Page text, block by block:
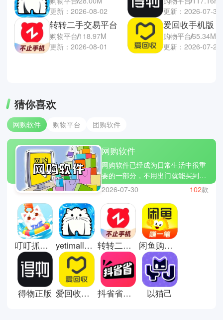
更新：2026-08-02
转转二手交易平台
购物平台118.97M
更新：2026-08-01
更新：2026-07-30
爱回收手机版
购物平台65.34M
更新：2026-07-28
猜你喜欢
网购软件 购物平台 团购软件
网购软件
网购软件已经成为日常生活中很重
要的一部分，不用出门就能买到各
种生活用品、衣服、数码产品等。
只要打开手机搜索关键词，就能看
到大量商品对比价格和评价，挑选
过程更方便。很多平台还支持当天
或次日送达，让购物效率大幅提
升。同时也会经常推出优惠活动，
让用户在同样预算下买到更多东
西，逐渐改变了人们传统的消费方
式。这里有些网购软件推荐；淘
宝，天猫和得物。
2026-07-30 102款
叮叮抓娃娃畅玩版 yetimall液体猫 转转二手交易平台 闲鱼购物平台
得物正版 爱回收手机版 抖省省团购 以猫己